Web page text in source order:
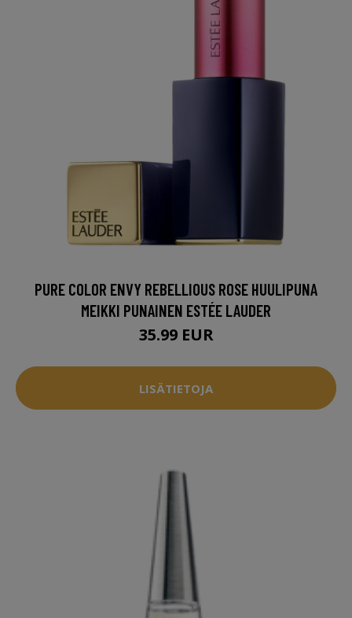
PURE COLOR ENVY REBELLIOUS ROSE HUULIPUNA
MEIKKI PUNAINEN ESTÉE LAUDER
35.99 EUR
LISÄTIETOJA